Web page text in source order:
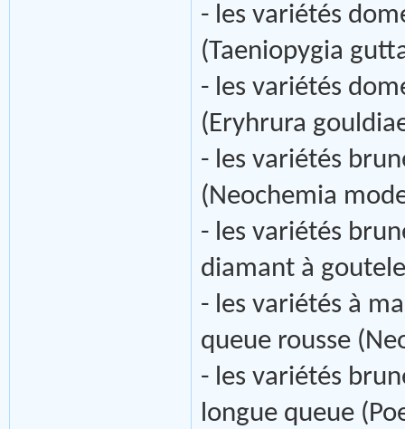
- les variétés
(Taeniopygia
- les variétés
(Eryhrura
- les variétés
(Neochemia
- les variétés
diamant à
- les variétés à
queue rousse
- les variétés
longue queue